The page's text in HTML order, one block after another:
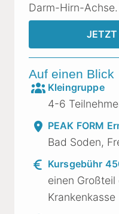
Darm-Hirn-Achse.
JETZT
Auf einen Blick
Kleingruppe
4-6
PEAK FORM
Bad Soden,
Kursgebühr
einen
Krankenkasse